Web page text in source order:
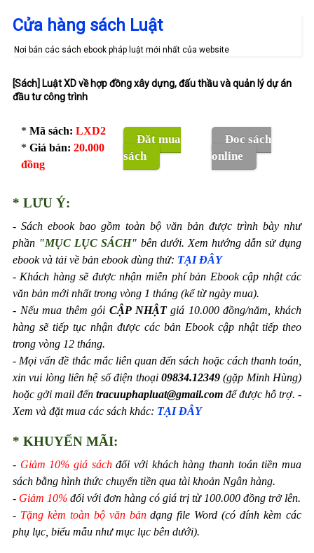
Cửa hàng sách Luật
Nơi bán các sách ebook pháp luật mới nhất của website
[Sách] Luật XD về hợp đồng xây dựng, đấu thầu và quản lý dự án
đầu tư công trình
* Mã sách: LXD2
* Giá bán: 20.000
đồng
Đặt mua
sách
Đọc sách
online
* LƯU Ý:
- Sách ebook bao gồm toàn bộ văn bản được trình bày như
phần "MỤC LỤC SÁCH" bên dưới. Xem hướng dẫn sử dụng
ebook và tải về bản ebook dùng thử: TẠI ĐÂY
- Khách hàng sẽ được nhận miễn phí bản Ebook cập nhật các
văn bản mới nhất trong vòng 1 tháng (kể từ ngày mua).
- Nếu mua thêm gói CẬP NHẬTgiá 10.000 đồng/năm, khách
hàng sẽ tiếp tục nhận được các bản Ebook cập nhật tiếp theo
trong vòng 12 tháng.
- Mọi vấn đề thắc mắc liên quan đến sách hoặc cách thanh toán,
xin vui lòng liên hệ số điện thoại 09834.12349(gặp Minh Hùng)
hoặc gởi mail đến tracuuphapluat@gmail.com để được hỗ trợ. -
Xem và đặt mua các sách khác: TẠI ĐÂY
* KHUYẾN MÃI:
-Giảm 10% giá sáchđối với khách hàng thanh toán tiền mua
sách bằng hình thức chuyển tiền qua tài khoản Ngân hàng.
- Giảm 10%đối với đơn hàng có giá trị từ 100.000 đồng trở lên.
- Tặng kèm toàn bộ văn bảndạng file Word (có đính kèm các
phụ lục, biểu mẫu như mục lục bên dưới).